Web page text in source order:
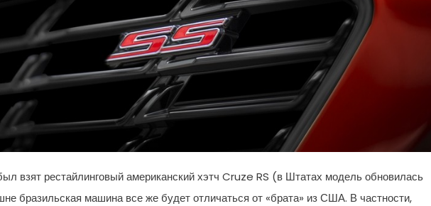
взят рестайлинговый американский хэтч Cruze RS (в Штатах модель обновилась
бразильская машина все же будет отличаться от «брата» из США. В частности,